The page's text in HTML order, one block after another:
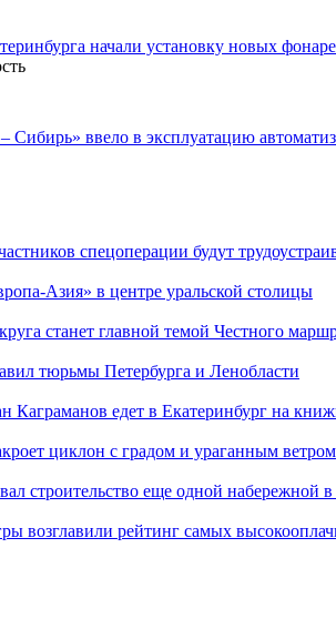
начали установку новых
Сибирь» ввело в эксплуатацию
спецоперации будут
Азия» в центре уральской столицы
станет главной темой Честного
тюрьмы Петербурга и Ленобласти
Каграманов едет в Екатеринбург на
циклон с градом и ураганным ветром
строительство еще одной набережной в
возглавили рейтинг самых